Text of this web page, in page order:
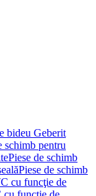
bideu Geberit
schimb pentru
Piese de schimb
Piese de schimb
cu funcţie de